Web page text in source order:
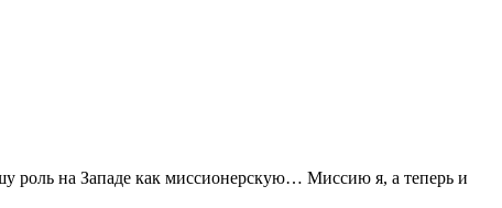
роль на Западе как миссионерскую… Миссию я, а теперь и